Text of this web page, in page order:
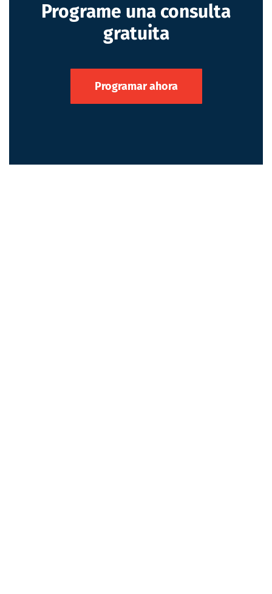
Programe una consulta
gratuita
Programar ahora